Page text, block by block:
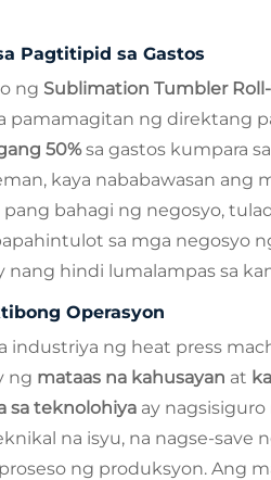
Pagtitipid sa Gastos
ng Sublimation Tumbler
pamamagitan ng direktang
50%sa gastos kumpara
kaya nababawasan ang
bahagi ng negosyo,
sa mga negosyo
hindi lumalampas sa
Operasyon
industriya ng heat press
ng mataas na kahusayan at
sa teknolohiya ay
na isyu, na nagse-save
ng produksyon. Ang